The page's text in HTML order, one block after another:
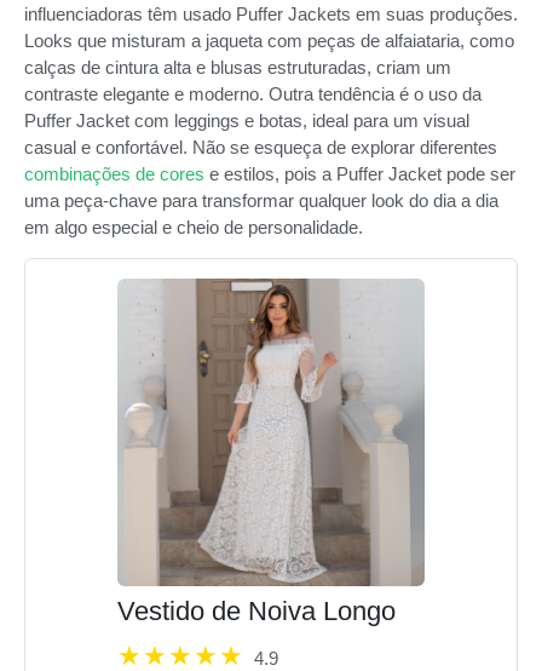
influenciadoras têm usado Puffer Jackets em suas produções.
Looks que misturam a jaqueta com peças de alfaiataria, como
calças de cintura alta e blusas estruturadas, criam um
contraste elegante e moderno. Outra tendência é o uso da
Puffer Jacket com leggings e botas, ideal para um visual
casual e confortável. Não se esqueça de explorar diferentes
combinações de cores e estilos, pois a Puffer Jacket pode ser
uma peça-chave para transformar qualquer look do dia a dia
em algo especial e cheio de personalidade.
Vestido de Noiva Longo
4.9